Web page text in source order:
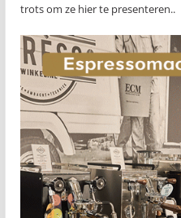
trots om ze hier te presenteren..